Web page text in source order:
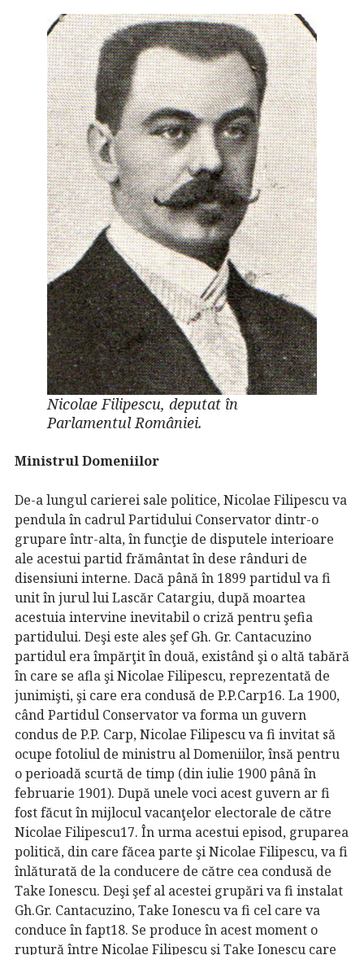
Nicolae Filipescu, deputat în
Parlamentul României.
Ministrul Domeniilor
De-a lungul carierei sale politice, Nicolae Filipescu va
pendula în cadrul Partidului Conservator dintr-o
grupare într-alta, în funcţie de disputele interioare
ale acestui partid frământat în dese rânduri de
disensiuni interne. Dacă până în 1899 partidul va fi
unit în jurul lui Lascăr Catargiu, după moartea
acestuia intervine inevitabil o criză pentru şefia
partidului. Deşi este ales şef Gh. Gr. Cantacuzino
partidul era împărţit în două, existând şi o altă tabără
în care se afla şi Nicolae Filipescu, reprezentată de
junimişti, şi care era condusă de P.P.Carp16. La 1900,
când Partidul Conservator va forma un guvern
condus de P.P. Carp, Nicolae Filipescu va fi invitat să
ocupe fotoliul de ministru al Domeniilor, însă pentru
o perioadă scurtă de timp (din iulie 1900 până în
februarie 1901). După unele voci acest guvern ar fi
fost făcut în mijlocul vacanţelor electorale de către
Nicolae Filipescu17. În urma acestui episod, gruparea
politică, din care făcea parte şi Nicolae Filipescu, va fi
înlăturată de la conducere de către cea condusă de
Take Ionescu. Deşi şef al acestei grupări va fi instalat
Gh.Gr. Cantacuzino, Take Ionescu va fi cel care va
conduce în fapt18. Se produce în acest moment o
ruptură între Nicolae Filipescu şi Take Ionescu care